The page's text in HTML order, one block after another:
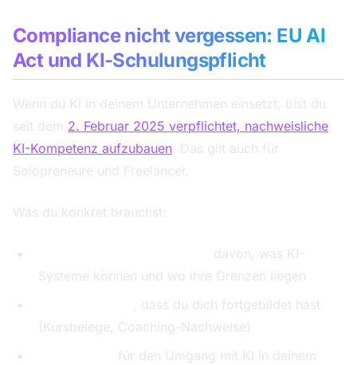
Compliance nicht vergessen: EU AI
Act und KI-Schulungspflicht
Wenn du KI in deinem Unternehmen einsetzt, bist du
seit dem 2. Februar 2025 verpflichtet, nachweisliche
KI-Kompetenz aufzubauen. Das gilt auch für
Solopreneure und Freelancer.
Was du konkret brauchst:
davon, was KI-
Systeme können und wo ihre Grenzen liegen
, dass du dich fortgebildet hast
(Kursbelege, Coaching-Nachweise)
für den Umgang mit KI in deinem